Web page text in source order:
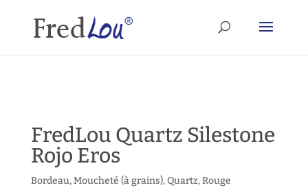
FredLou Quartz Silestone
Rojo Eros
Bordeau,Moucheté (à grains),Quartz,Rouge